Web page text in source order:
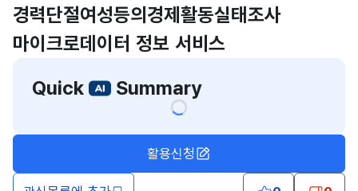
경력단절여성등의경제활동실태조사
마이크로데이터 정보 서비스
Quick
Summary
활용신청